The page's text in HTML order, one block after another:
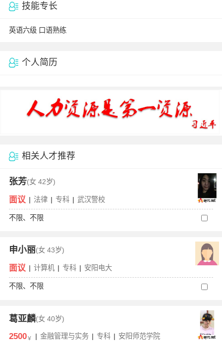
技能专长
英语六级 口语熟练
个人简历
相关人才推荐
张芳(女 42岁)
面议 | 法律 | 专科 | 武汉警校
不限、不限
申小丽(女 43岁)
面议 | 计算机 | 专科 | 安阳电大
不限、不限
葛亚麟(女 40岁)
2500￥ | 金融管理与实务 | 专科 | 安阳师范学院